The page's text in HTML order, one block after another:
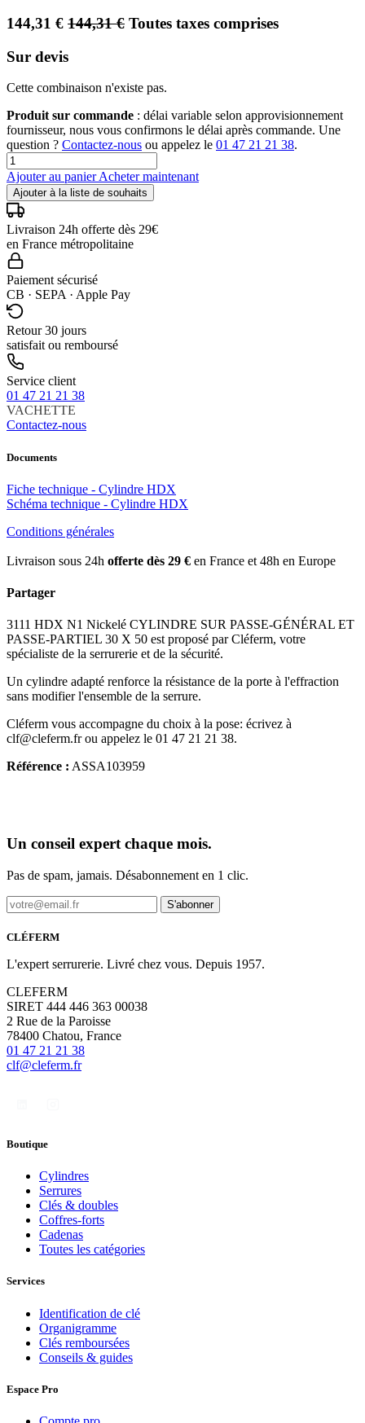
144,31 € 144,31€ Toutes taxes comprises
Sur devis
Cette combinaison n'existe pas.
Produit sur commande : délai variable selon approvisionnement
fournisseur, nous vous confirmons le délai après commande. Une
question ? Contactez-nous ou appelez le 01 47 21 21 38.
Ajouter au panierAcheter maintenant
Ajouter à la liste de souhaits
Livraison 24h offerte dès 29€
en France métropolitaine
Paiement sécurisé
CB · SEPA · Apple Pay
Retour 30 jours
satisfait ou remboursé
Service client
01 47 21 21 38
VACHETTE
Contactez-nous
Documents
Fiche technique - Cylindre HDX
Schéma technique - Cylindre HDX
Conditions générales
Livraison sous 24h offerte dès 29 € en France et 48h en Europe
Partager
3111 HDX N1 Nickelé CYLINDRE SUR PASSE-GÉNÉRAL ET
PASSE-PARTIEL 30 X 50 est proposé par Cléferm, votre
spécialiste de la serrurerie et de la sécurité.
Un cylindre adapté renforce la résistance de la porte à l'effraction
sans modifier l'ensemble de la serrure.
Cléferm vous accompagne du choix à la pose: écrivez à
clf@cleferm.fr ou appelez le 01 47 21 21 38.
Référence : ASSA103959
Un conseil expert chaque mois.
Pas de spam, jamais. Désabonnement en 1 clic.
S'abonner
CLÉFERM
L'expert serrurerie. Livré chez vous. Depuis 1957.
CLEFERM
SIRET 444 446 363 00038
2 Rue de la Paroisse
78400 Chatou, France
01 47 21 21 38
clf@cleferm.fr
Boutique
Cylindres
Serrures
Clés & doubles
Coffres-forts
Cadenas
Toutes les catégories
Services
Identification de clé
Organigramme
Clés remboursées
Conseils & guides
Espace Pro